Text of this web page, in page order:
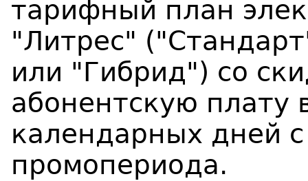
тарифный план
"Литрес"
или "Гибрид") со
абонентскую плату
календарных дней
промопериода.